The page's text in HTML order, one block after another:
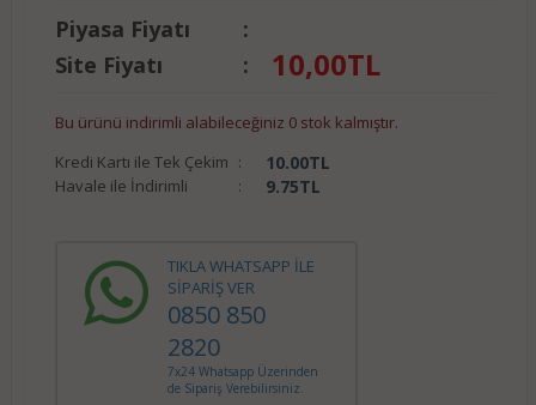
Piyasa Fiyatı
:
Site Fiyatı
: 10,00TL
Bu ürünü indirimli alabileceğiniz 0 stok kalmıştır.
Kredi Kartı ile Tek Çekim : 10.00TL
Havale ile İndirimli : 9.75TL
TIKLA WHATSAPP İLE
SİPARİŞ VER
0850 850
2820
7x24 Whatsapp Üzerinden
de Sipariş Verebilirsiniz.